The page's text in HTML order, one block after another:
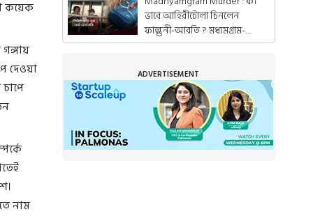
কয়েক
দেওয়া
নাম
ভাবে আহিরীটোলা চিনলেন
ফাল্গুনী-আরতি ? মধ্যমগ্রাম-
কাণ্ডে উদ্ধার সেই ইট
ADVERTISEMENT